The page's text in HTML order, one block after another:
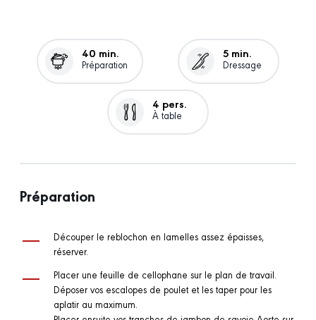
40 min.
Préparation
5 min.
Dressage
4 pers.
À table
Préparation
Découper le reblochon en lamelles assez épaisses,
réserver.
Placer une feuille de cellophane sur le plan de travail.
Déposer vos escalopes de poulet et les taper pour les
aplatir au maximum.